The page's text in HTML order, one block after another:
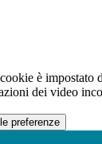
è impostato
dei video
preferenze